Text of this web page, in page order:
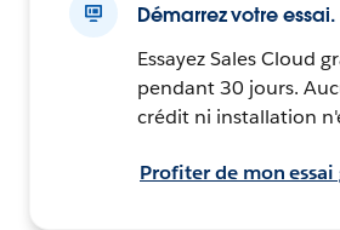
Démarrez votre essai.
Essayez Sales Cloud
pendant 30 jours.
crédit ni installation
Profiter de mon